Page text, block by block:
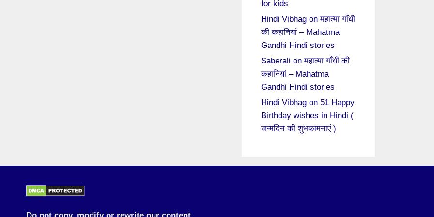
for kids
Hindi Vibhag onमहात्मा गाँधी
की कहानियां – Mahatma
Gandhi Hindi stories
Saberali onमहात्मा गाँधी की
कहानियां – Mahatma
Gandhi Hindi stories
Hindi Vibhag on 51 Happy
Birthday wishes in Hindi (
जन्मदिन की शुभकामनाएं )